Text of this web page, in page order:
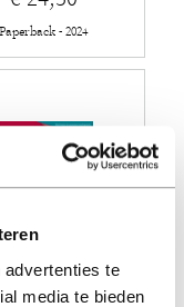
te
media te bieden
Paperback - 2024